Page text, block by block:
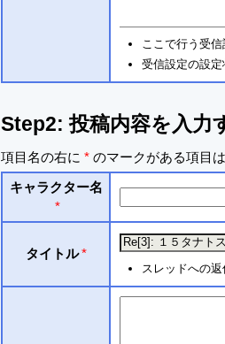
ここで行う受
受信設定の設
Step2: 投稿内容を入力
項目名の右に * のマークがある項目
キャラクター名
*
タイトル *
スレッドへの